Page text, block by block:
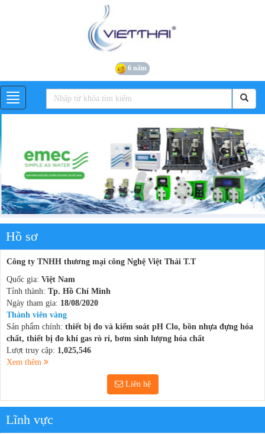
6 năm
Hồ sơ
Công ty TNHH thương mại công Nghệ Việt Thái T.T
Quốc gia: Việt Nam
Tỉnh thành: Tp. Hồ Chí Minh
Ngày tham gia: 18/08/2020
Thành viên vàng
Sản phẩm chính: thiết bị đo và kiểm soát pH Clo, bồn nhựa đựng hóa
chất, thiết bị đo khí gas rò rỉ, bơm sinh lượng hóa chất
Lượt truy cập: 1,025,546
Xem thêm
Liên hệ
Lĩnh vực